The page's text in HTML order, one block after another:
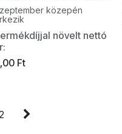
közepén
növelt nettó
Ft